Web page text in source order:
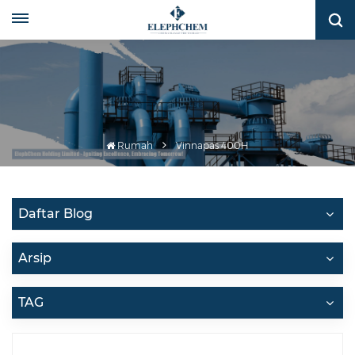
Rumah Vinnapas 400H
Daftar Blog
Arsip
TAG